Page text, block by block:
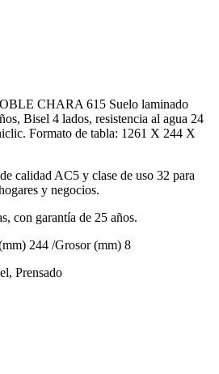
CHARA 615 Suelo laminado
Bisel 4 lados, resistencia al agua 24
Formato de tabla: 1261 X 244 X
calidad AC5 y clase de uso 32 para
y negocios.
con garantía de 25 años.
244 /Grosor (mm) 8
Prensado